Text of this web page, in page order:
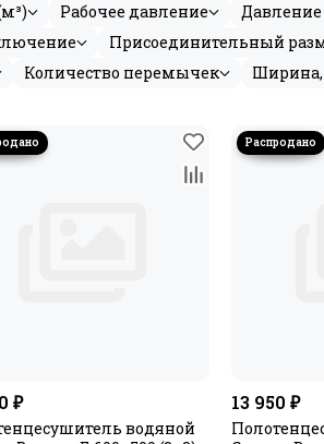
Рабочее давление
Присоединительный
Количество перемычек
₽
водяной
13 950 ₽